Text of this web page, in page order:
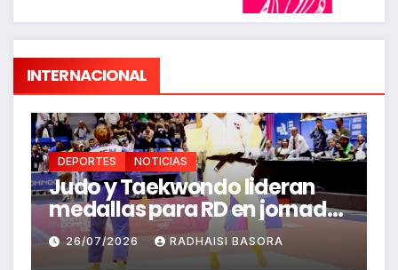
INTERNACIONAL
DEPORTES NOTICIAS
FEDOLA define su selección
para los Juegos
Centroamericanos y del
Caribe Santo Domingo 2026
26/07/2026 RICHARD BAZIL